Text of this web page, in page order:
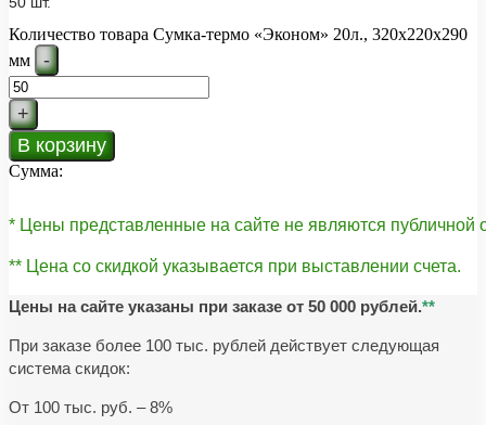
Количество товара Сумка-термо «Эконом» 20л., 320x220x290
мм
-
+
В корзину
Сумма:
* Цены представленные на сайте не являются публичной
** Цена со скидкой указывается при выставлении счета.
Цены на сайте указаны при заказе от 50 000 рублей.**
При заказе более 100 тыс. рублей действует следующая
система скидок:
От 100 тыс. руб. – 8%